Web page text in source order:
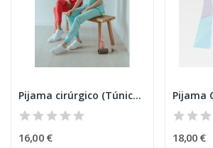
Pijama cirúrgico (Túnica) senhora
16,00 € 18,00 €